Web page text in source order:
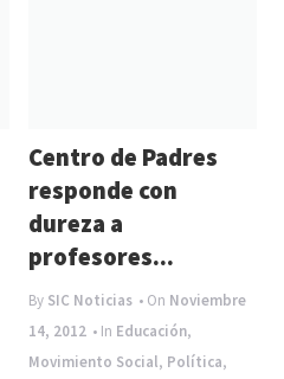
Centro de Padres
responde con
dureza a
profesores...
By SIC Noticias • On Noviembre
14, 2012 • In Educación,
Movimiento Social, Política,